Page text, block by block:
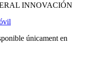
INNOVACIÓN
únicament en